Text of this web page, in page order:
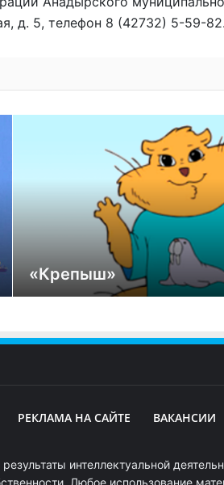
д. 5, телефон 8 (42732) 5-59-82.
«Крепыш»
РЕКЛАМА НА САЙТЕ ВАКАНСИИ
интеллектуальной
Любое использование